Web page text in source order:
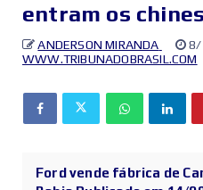
entram os
ANDERSON MIRANDA
8/
WWW.TRIBUNADOBRASIL.COM
Ford vende fábrica de